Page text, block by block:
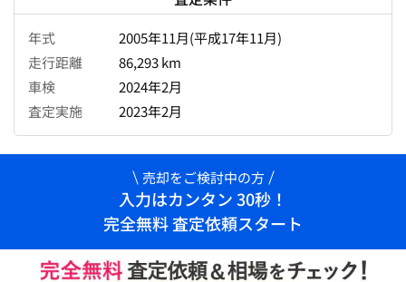
年式
2005年11月(平成17年11月)
走行距離
86,293 km
車検
2024年2月
査定実施
2023年2月
売却をご検討中の方
入力はカンタン 30秒！
完全無料 査定依頼スタート